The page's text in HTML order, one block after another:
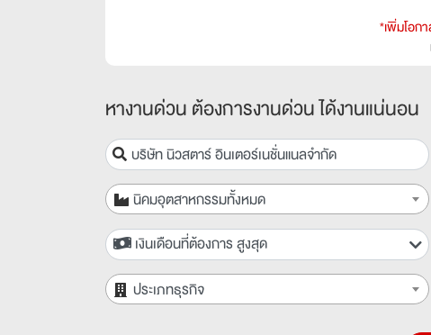
*เพิ่มโอก
หางานด่วน ต้องการงานด่วน ได้งานแน่นอน
นิคมอุตสาหกรรมทั้งหมด
เงินเดือนที่ต้องการ สูงสุด
ประเภทธุรกิจ